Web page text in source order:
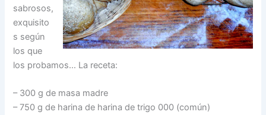
sabrosos,
exquisito
s según
los que
los probamos… La receta:
– 300 g de masa madre
– 750 g de harina de harina de trigo 000 (común)